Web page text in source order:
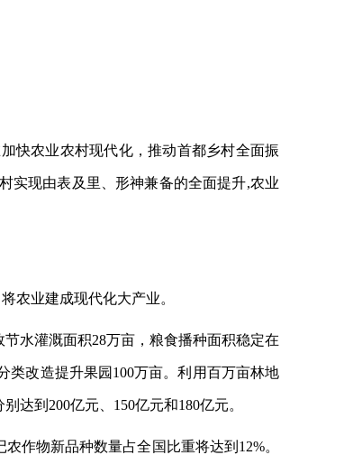
快农业农村现代化，推动首都乡村全面振
实现由表及里、形神兼备的全面提升,农业
农业建成现代化大产业。
水灌溉面积28万亩，粮食播种面积稳定在
类改造提升果园100万亩。利用百万亩林地
达到200亿元、150亿元和180亿元。
作物新品种数量占全国比重将达到12%。